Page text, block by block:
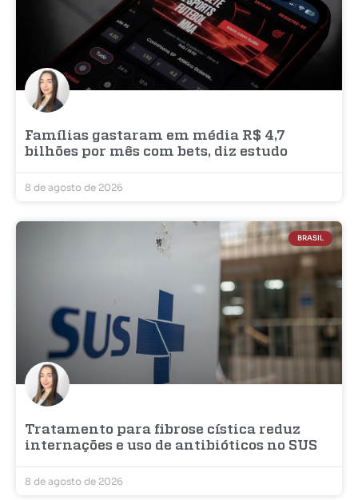
Famílias gastaram em média R$ 4,7
bilhões por mês com bets, diz estudo
8 de agosto de 2026
BRASIL
Tratamento para fibrose cística reduz
internações e uso de antibióticos no SUS
8 de agosto de 2026